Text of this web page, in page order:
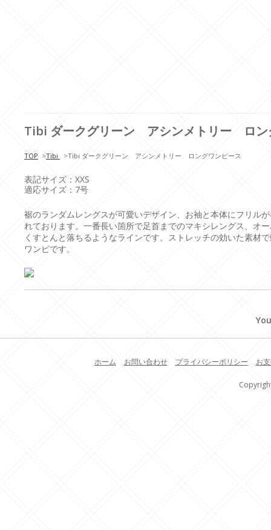
Tibi ダークグリーン アシンメトリー ロン
TOP >Tibi >Tibi ダークグリーン アシンメトリー ロングワンピース
表記サイズ：XXS
適応サイズ：7号
裾のランダムレングスが可愛いデザイン、お袖と本体にフリル
れております。一番長い箇所で足首までのマキシレングス、オ
くすとんと落ちるようなラインです。ストレッチの効いた素材
ワンピです。
ホーム お問い合わせ プライバシーポリシー お